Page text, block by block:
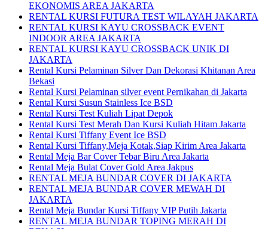
EKONOMIS AREA JAKARTA
RENTAL KURSI FUTURA TEST WILAYAH JAKARTA
RENTAL KURSI KAYU CROSSBACK EVENT
INDOOR AREA JAKARTA
RENTAL KURSI KAYU CROSSBACK UNIK DI
JAKARTA
Rental Kursi Pelaminan Silver Dan Dekorasi Khitanan Area
Bekasi
Rental Kursi Pelaminan silver event Pernikahan di Jakarta
Rental Kursi Susun Stainless Ice BSD
Rental Kursi Test Kuliah Lipat Depok
Rental Kursi Test Merah Dan Kursi Kuliah Hitam Jakarta
Rental Kursi Tiffany Event Ice BSD
Rental Kursi Tiffany,Meja Kotak,Siap Kirim Area Jakarta
Rental Meja Bar Cover Tebar Biru Area Jakarta
Rental Meja Bulat Cover Gold Area Jakpus
RENTAL MEJA BUNDAR COVER DI JAKARTA
RENTAL MEJA BUNDAR COVER MEWAH DI
JAKARTA
Rental Meja Bundar Kursi Tiffany VIP Putih Jakarta
RENTAL MEJA BUNDAR TOPING MERAH DI